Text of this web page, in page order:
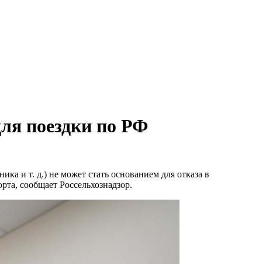
поездки по РФ
и т. д.) не может стать основанием для отказа в
сообщает Россельхознадзор.